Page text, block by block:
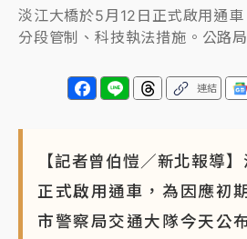
淡江大橋於5月12日正式啟用通
分段管制、科技執法措施。公路
連結
【記者曾伯愷／新北報導
正式啟用通車，為因應初
市警察局交通大隊今天公